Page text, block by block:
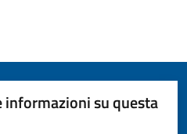
informazioni su questa